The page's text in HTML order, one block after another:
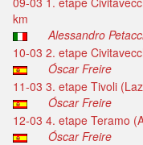
km
Alessandro
10-03 2. etape
Óscar Freire
11-03 3. etape Tivoli
Óscar Freire
12-03 4. etape Teramo
Óscar Freire